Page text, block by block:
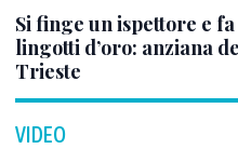
Si finge un ispettore e
lingotti d’oro: anziana
Trieste
VIDEO